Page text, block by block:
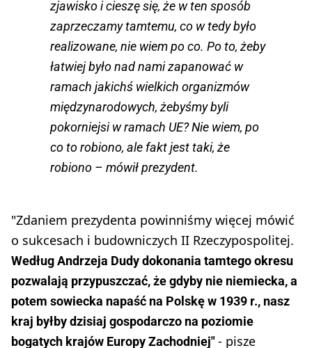
zjawisko i cieszę się, że w ten sposób
zaprzeczamy tamtemu, co w tedy było
realizowane, nie wiem po co. Po to, żeby
łatwiej było nad nami zapanować w
ramach jakichś wielkich organizmów
międzynarodowych, żebyśmy byli
pokorniejsi w ramach UE? Nie wiem, po
co to robiono, ale fakt jest taki, że
robiono – mówił prezydent.
"Zdaniem prezydenta powinniśmy więcej mówić
o sukcesach i budowniczych II Rzeczypospolitej.
Według Andrzeja Dudy dokonania tamtego okresu
pozwalają przypuszczać, że gdyby nie niemiecka, a
potem sowiecka napaść na Polskę w 1939 r., nasz
kraj byłby dzisiaj gospodarczo na poziomie
bogatych krajów Europy Zachodniej"- pisze